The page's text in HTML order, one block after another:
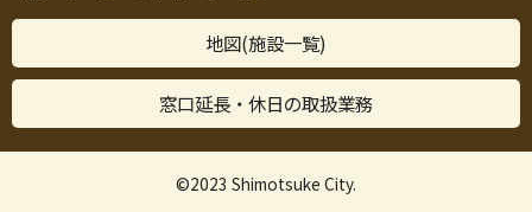
地図(施設一覧)
窓口延長・休日の取扱業務
©2023 Shimotsuke City.